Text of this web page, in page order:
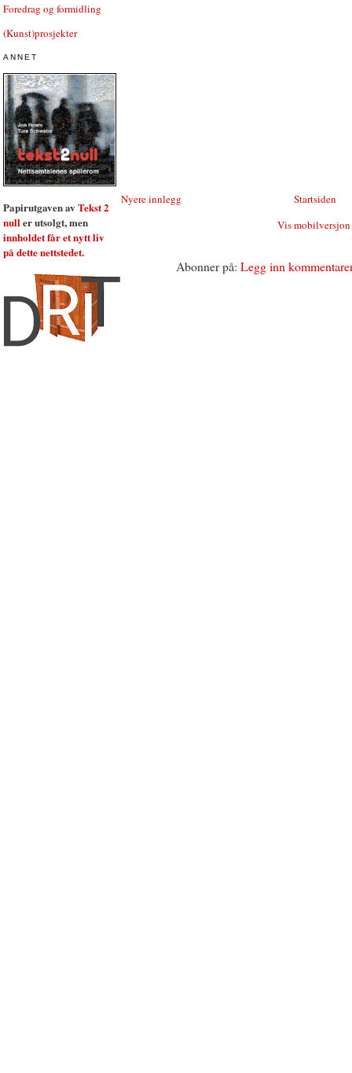
Foredrag og formidling
(Kunst)prosjekter
ANNET
Papirutgaven av Tekst 2
nuller utsolgt, men
innholdet får et nytt liv
på dette nettstedet.
Nyere innlegg
Startsiden
Vis mobilversjon
Abonner på: Legg inn